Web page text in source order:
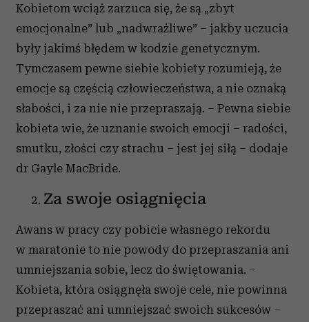
Kobietom wciąż zarzuca się, że są „zbyt
emocjonalne” lub „nadwrażliwe” – jakby uczucia
były jakimś błędem w kodzie genetycznym.
Tymczasem pewne siebie kobiety rozumieją, że
emocje są częścią człowieczeństwa, a nie oznaką
słabości, i za nie nie przepraszają. – Pewna siebie
kobieta wie, że uznanie swoich emocji – radości,
smutku, złości czy strachu – jest jej siłą – dodaje
dr Gayle MacBride.
Za swoje osiągnięcia
Awans w pracy czy pobicie własnego rekordu
w maratonie to nie powody do przepraszania ani
umniejszania sobie, lecz do świętowania. –
Kobieta, która osiągnęła swoje cele, nie powinna
przepraszać ani umniejszać swoich sukcesów –